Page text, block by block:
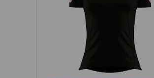
Podle typu materiálu
Bamboo Light New(30)